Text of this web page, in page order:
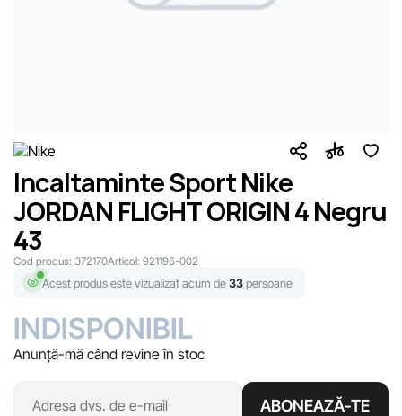
Incaltaminte Sport Nike
JORDAN FLIGHT ORIGIN 4 Negru
43
Cod produs: 372170Articol: 921196-002
Acest produs este vizualizat acum de33persoane
INDISPONIBIL
Anunță-mă când revine în stoc
ABONEAZĂ-TE